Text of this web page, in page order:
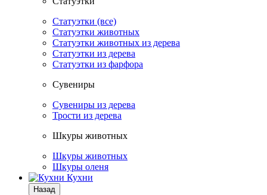
Статуэтки (все)
Статуэтки животных
Статуэтки животных из дерева
Статуэтки из дерева
Статуэтки из фарфора
Сувениры
Сувениры из дерева
Трости из дерева
Шкуры животных
Шкуры животных
Шкуры оленя
Кухни
Назад